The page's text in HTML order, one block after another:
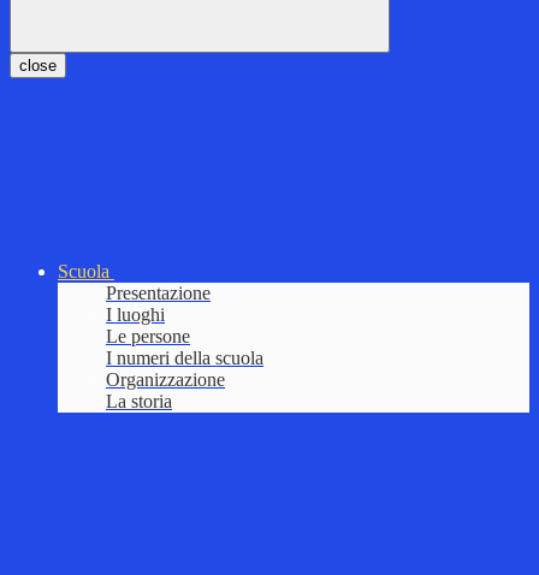
close
Scuola
Presentazione
I luoghi
Le persone
I numeri della scuola
Organizzazione
La storia